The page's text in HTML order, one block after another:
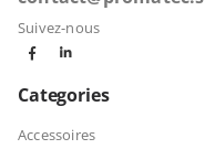
Suivez-nous
Categories
Accessoires